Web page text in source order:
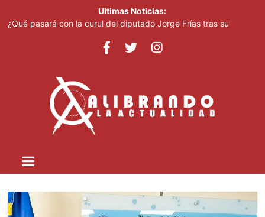
Ultimas Noticias:
¿Qué pasará con la curul del diputado Jorge Frías tras su
¿Estarán listos los proyectos de Pro-Pedernales antes de que
el periodo 2026-2030
Oficiales de cumplimiento enfrentan mayor riesgo de
responsabilidad personal
Fallece Jorge Messi, el padre de Lionel Messi